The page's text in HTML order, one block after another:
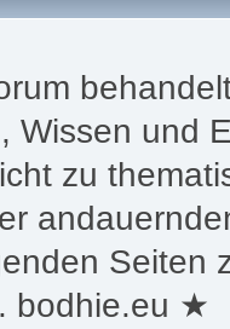
Wissen und
zu
Seiten